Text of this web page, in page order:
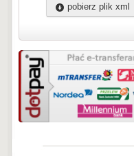
pobierz plik xml